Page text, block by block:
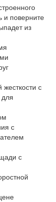
и поверните
из
с
с
с